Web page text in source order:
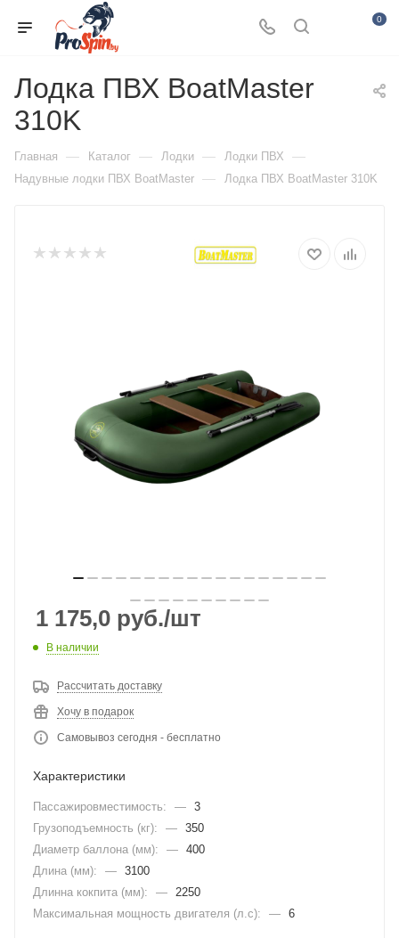
0
Лодка ПВХ BoatMaster
310K
Главная — Каталог — Лодки — Лодки ПВХ —
Надувные лодки ПВХ BoatMaster — Лодка ПВХ BoatMaster 310K
1 175,0 руб./шт
В наличии
Рассчитать доставку
Хочу в подарок
Самовывоз сегодня - бесплатно
Характеристики
Пассажировместимость: — 3
Грузоподъемность (кг):
— 350
Диаметр баллона (мм):
— 400
Длина (мм):
— 3100
Длинна кокпита (мм):
— 2250
Максимальная мощность двигателя (л.с):
— 6